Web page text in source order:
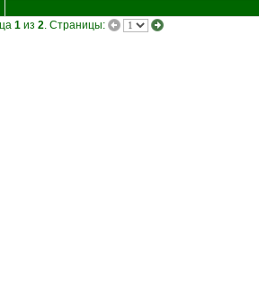
1 из 2. Страницы: